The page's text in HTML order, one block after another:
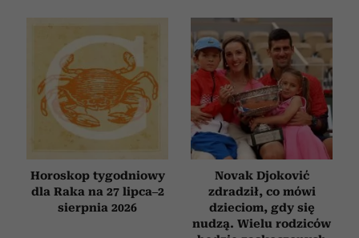
Horoskop tygodniowy
dla Raka na 27 lipca–2
sierpnia 2026
Novak Djoković
zdradził, co mówi
dzieciom, gdy się
nudzą. Wielu rodziców